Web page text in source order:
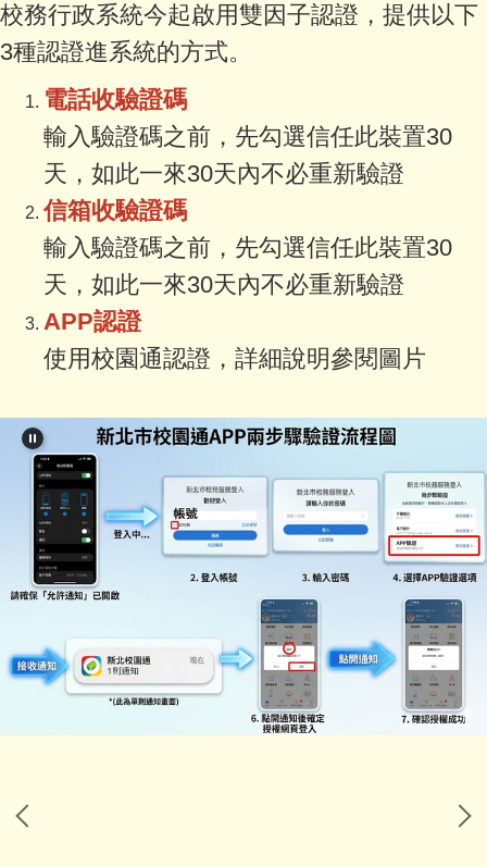
校務行政系統今起啟用雙因子認證，提供以下
3種認證進系統的方式。
電話收驗證碼
輸入驗證碼之前，先勾選信任此裝置30
天，如此一來30天內不必重新驗證
信箱收驗證碼
輸入驗證碼之前，先勾選信任此裝置30
天，如此一來30天內不必重新驗證
APP認證
使用校園通認證，詳細說明參閱圖片